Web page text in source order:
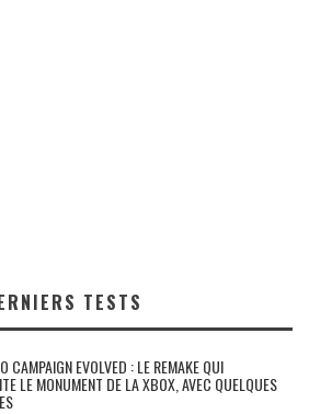
TESTS
CAMPAIGN EVOLVED : LE REMAKE QUI
LE MONUMENT DE LA XBOX, AVEC QUELQUES